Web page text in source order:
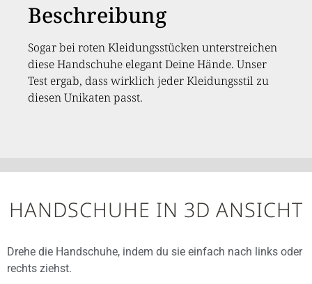
Beschreibung
Sogar bei roten Kleidungsstücken unterstreichen
diese Handschuhe elegant Deine Hände. Unser
Test ergab, dass wirklich jeder Kleidungsstil zu
diesen Unikaten passt.
HANDSCHUHE IN 3D ANSICHT
Drehe die Handschuhe, indem du sie einfach nach links oder
rechts ziehst.